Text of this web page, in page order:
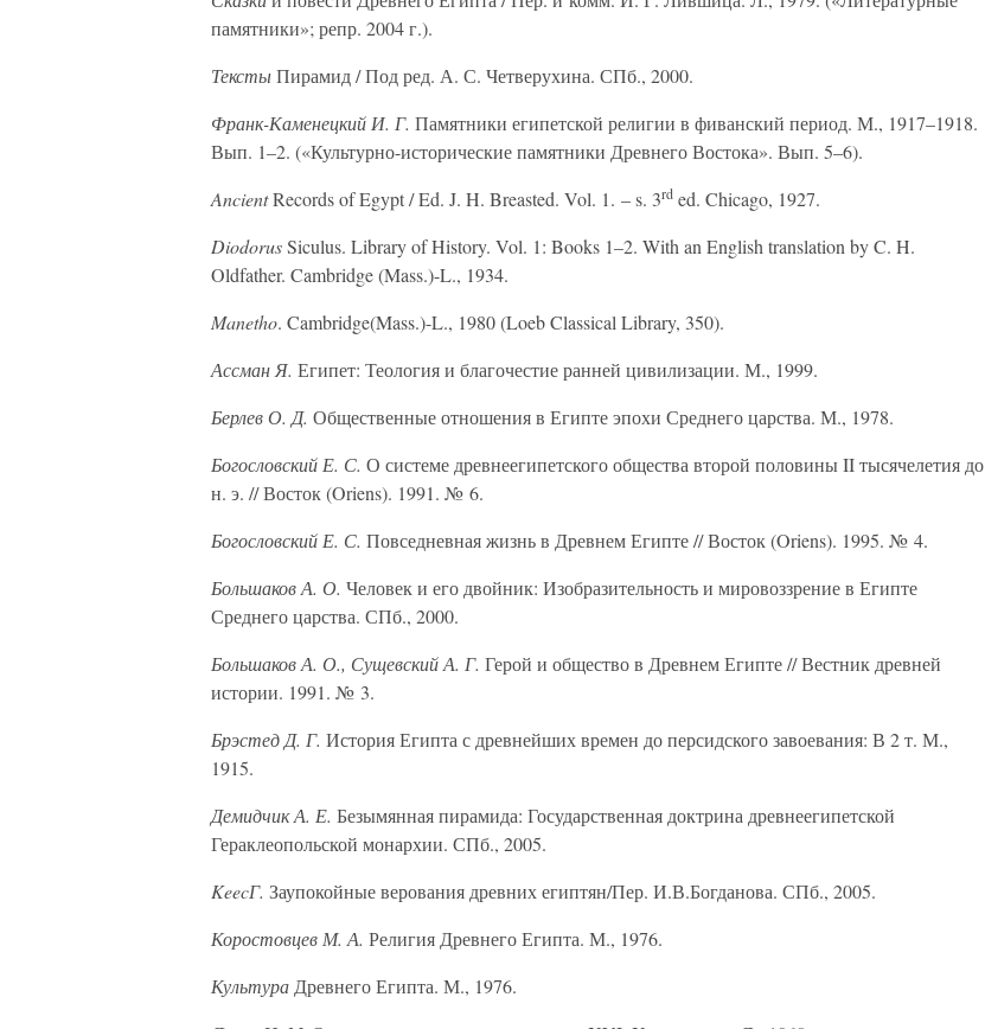
памятники»; репр. 2004 г.).
ТекстыПирамид / Под ред. А. С. Четверухина. СПб., 2000.
Франк-Каменецкий И. Г. Памятники египетской религии в фиванский период. М., 1917–1918.
Вып. 1–2. («Культурно-исторические памятники Древнего Востока». Вып. 5–6).
AncientRecords of Egypt / Ed. J. H. Breasted. Vol. 1. – s. 3rd ed. Chicago, 1927.
DiodorusSiculus. Library of History. Vol. 1: Books 1–2. With an English translation by C. H.
Oldfather. Cambridge (Mass.)-L., 1934.
Manetho. Cambridge(Mass.)-L., 1980 (Loeb Classical Library, 350).
Ассман Я. Египет: Теология и благочестие ранней цивилизации. М., 1999.
Берлев О. Д. Общественные отношения в Египте эпохи Среднего царства. М., 1978.
Богословский Е. С. О системе древнеегипетского общества второй половины II тысячелетия до
н. э. // Восток (Oriens). 1991. № 6.
Богословский Е. С. Повседневная жизнь в Древнем Египте // Восток (Oriens). 1995. № 4.
Большаков А. О. Человек и его двойник: Изобразительность и мировоззрение в Египте
Среднего царства. СПб., 2000.
Большаков А. О., Сущевский А. Г. Герой и общество в Древнем Египте // Вестник древней
истории. 1991. № 3.
Брэстед Д. Г. История Египта с древнейших времен до персидского завоевания: В 2 т. М.,
1915.
Демидчик А. Е. Безымянная пирамида: Государственная доктрина древнеегипетской
Гераклеопольской монархии. СПб., 2005.
KeecГ. Заупокойные верования древних египтян/Пер. И.В.Богданова. СПб., 2005.
Коростовцев М. А. Религия Древнего Египта. М., 1976.
Культура Древнего Египта. М., 1976.